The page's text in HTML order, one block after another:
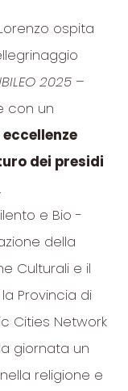
ospita
2025 –
con un
dei presidi
.
e Bio -
della
Culturali e il
Provincia di
Cities Network
giornata un
religione e